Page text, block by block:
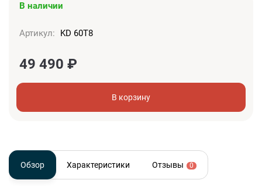
В наличии
Артикул: KD 60T8
49 490 ₽
В корзину
Обзор Характеристики Отзывы 0